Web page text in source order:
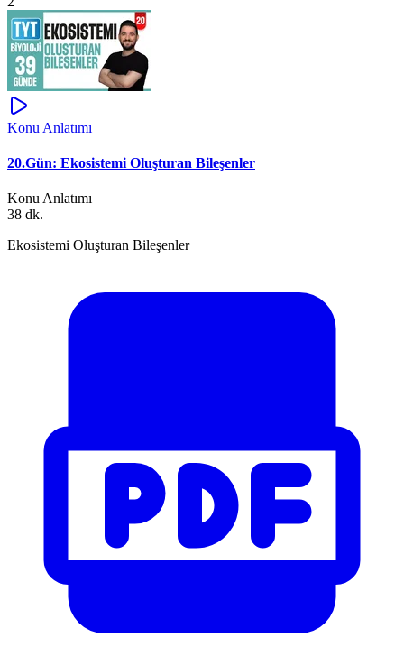
Konu Anlatımı
20.Gün: Ekosistemi Oluşturan Bileşenler
Konu Anlatımı
38 dk.
Ekosistemi Oluşturan Bileşenler